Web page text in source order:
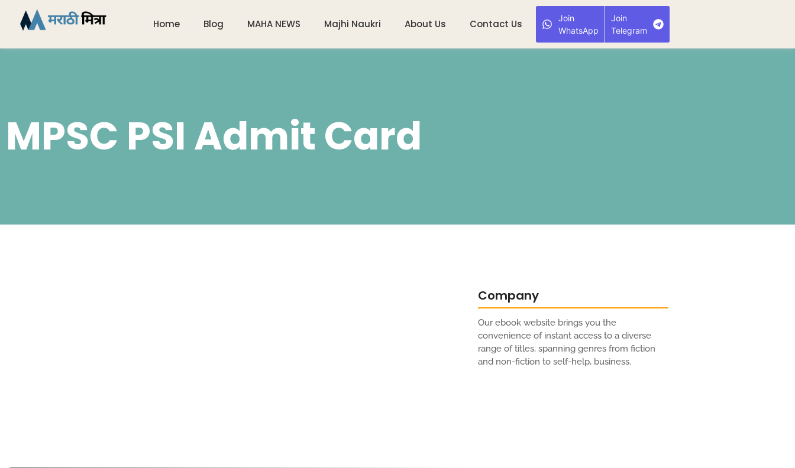
Home Blog MAHA NEWS Majhi Naukri About Us Contact Us
Join
WhatsApp
Join
Telegram
MPSC PSI Admit Card
Company
Our ebook website brings you the
convenience of instant access to a diverse
range of titles, spanning genres from fiction
and non-fiction to self-help, business.